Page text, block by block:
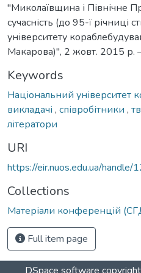
"Миколаївщина і Північне
сучасність (до 95-ї річниці
університету
Макарова)", 2 жовт. 2015 р.
Keywords
Національний університет
викладачі , співробітники ,
літератори
URI
https://eir.nuos.edu.ua/
Collections
Матеріали конференцій
Full item page